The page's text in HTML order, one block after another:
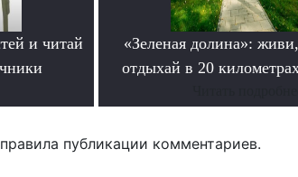
и читай
«Зеленая долина»:
отдыхай в 20
публикации комментариев.